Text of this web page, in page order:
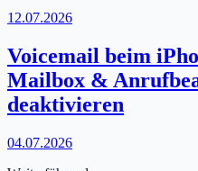
12.07.2026
Voicemail beim
Mailbox &
deaktivieren
04.07.2026